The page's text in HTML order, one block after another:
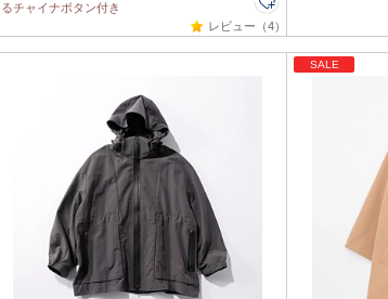
るチャイナボタン付き
レビュー（4）
SALE